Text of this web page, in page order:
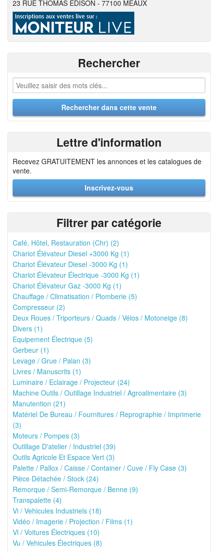
23 RUE THOMAS EDISON - 77100 MEAUX
Rechercher
Lettre d'information
Recevez GRATUITEMENT les annonces et les catalogues de
vente.
Inscrivez-vous
Filtrer par catégorie
Café, Hôtel, Restauration (Chr) (2)
Chariot Élévateur Diesel +3000 Kg (1)
Chariot Élévateur Diesel -3000 Kg (1)
Chariot Élévateur Électrique -3000 Kg (1)
Chariot Élévateur Gaz -3000 Kg (1)
Chauffage / Climatisation / Plomberie (5)
Compresseur (2)
Deux Roues / Triporteurs / Quads / Vélos / Motoneige (8)
Divers (1)
Equipement Électrique (5)
Gerbeur (1)
Levage / Grue / Palan (3)
Livres / Manuscrits (1)
Luminaire / Eclairage / Projecteur (24)
Machine Outils / Outillage Industriel / Agroalimentaire (3)
Manutention (21)
Matériel De Bureau / Fournitures / Reprographie / Imprimerie
(3)
Moteurs / Pompes (3)
Outillage D'atelier / Industriel (39)
Outils Agricole Et Espace Vert (3)
Palette / Pallox / Caisse / Container / Cuve / Fly Case (3)
Pièce Détachée / Stock (24)
Remorque / Semi-Remorque / Benne (9)
Transpalette (4)
Vi / Vehicules Industriels (18)
Vidéo / Imagerie / Projection / Films (1)
Vl / Voitures Électriques (10)
Vu / Vehicules Électriques (8)